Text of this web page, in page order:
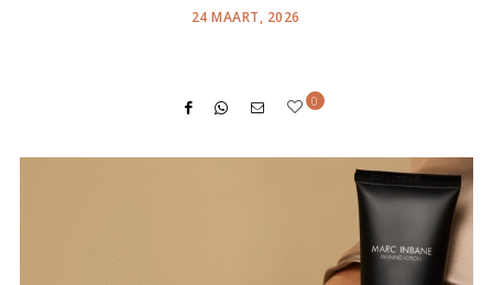
POSTED
24 MAART, 2026
0